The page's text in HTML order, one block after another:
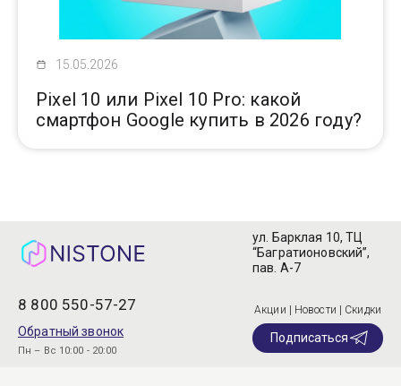
Trade-In
15.05.2026
Pixel 10 или Pixel 10 Pro: какой
смартфон Google купить в 2026 году?
8 800 550-57-27
Обратный звонок
Пн – Вс 10:00 - 20:00
ул. Барклая 10, ТЦ
“Багратионовский”,
пав. А-7
Акции | Новости | Скидки
Подписаться